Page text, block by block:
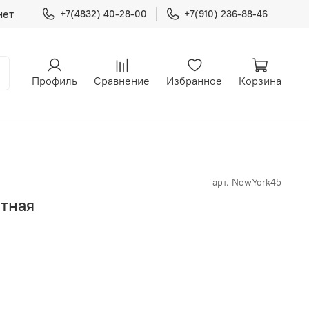
+7(4832) 40-28-00 +7(910) 236-88-46
Профиль Сравнение Избранное Корзина
арт. NewYork45